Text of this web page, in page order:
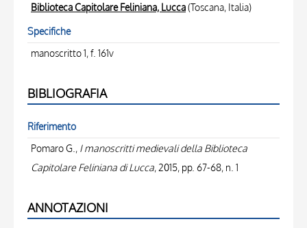
Biblioteca Capitolare Feliniana, Lucca(Toscana, Italia)
Specifiche
manoscritto 1, f. 161v
BIBLIOGRAFIA
Riferimento
Pomaro G., I manoscritti medievali della Biblioteca
Capitolare Feliniana di Lucca, 2015, pp. 67-68, n. 1
ANNOTAZIONI